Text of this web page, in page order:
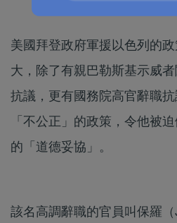
美國拜登政府軍援以色列的
大，除了有親巴勒斯基示威
抗議，更有國務院高官辭職
「不公正」的政策，令他被
的「道德妥協」。
該名高調辭職的官員叫保羅